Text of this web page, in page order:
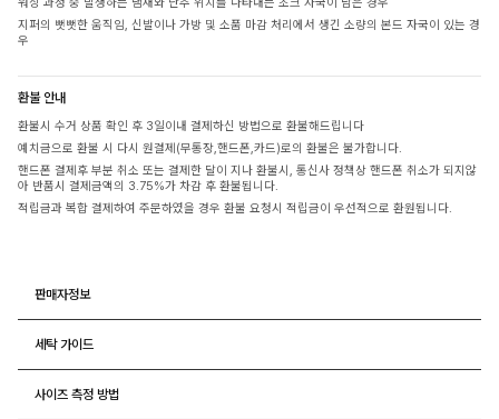
지퍼의 뻣뻣한 움직임, 신발이나 가방 및 소품 마감 처리에서 생긴 소량의 본드 자국이 있는 경
우
환불 안내
환불시 수거 상품 확인 후 3일이내 결제하신 방법으로 환불해드립니다
예치금으로 환불 시 다시 원결제(무통장,핸드폰,카드)로의 환불은 불가합니다.
핸드폰 결제후 부분 취소 또는 결제한 달이 지나 환불시, 통신사 정책상 핸드폰 취소가 되지않
아 반품시 결제금액의 3.75%가 차감 후 환불됩니다.
적립금과 복합 결제하여 주문하였을 경우 환불 요청시 적립금이 우선적으로 환원됩니다.
판매자정보
세탁 가이드
사이즈 측정 방법